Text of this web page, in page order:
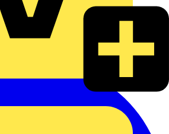
Datenschutzerklärung